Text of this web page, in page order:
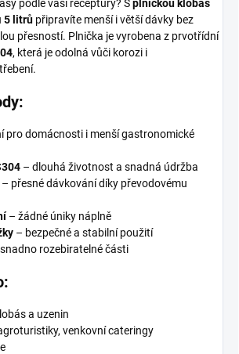
podle vaší receptury? Splničkou klobás
5 litrů připravíte menší i větší dávky bez
přesností. Plnička je vyrobena z prvotřídní
, která je odolná vůči korozi i
pro domácnosti i menší gastronomické
– dlouhá životnost a snadná údržba
– přesné dávkování díky převodovému
– žádné úniky náplně
– bezpečné a stabilní použití
rozebiratelné části
a uzenin
venkovní cateringy